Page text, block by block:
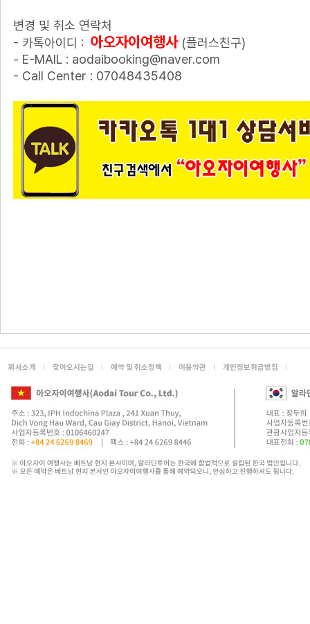
변경 및 취소 연락처
- 카톡아이디 : 아오자이여행사(플러스친구)
- E-MAIL : aodaibooking@naver.com
- Call Center : 07048435408
회사소개 찾아오시는길 예약 및 취소정책 이용약관 개인정보취급방침